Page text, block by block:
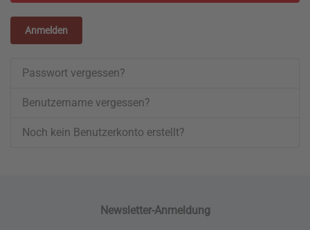
Anmelden
Passwort vergessen?
Benutzername vergessen?
Noch kein Benutzerkonto erstellt?
Newsletter-Anmeldung